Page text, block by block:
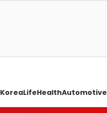
KoreaLifeHealthAutomotive